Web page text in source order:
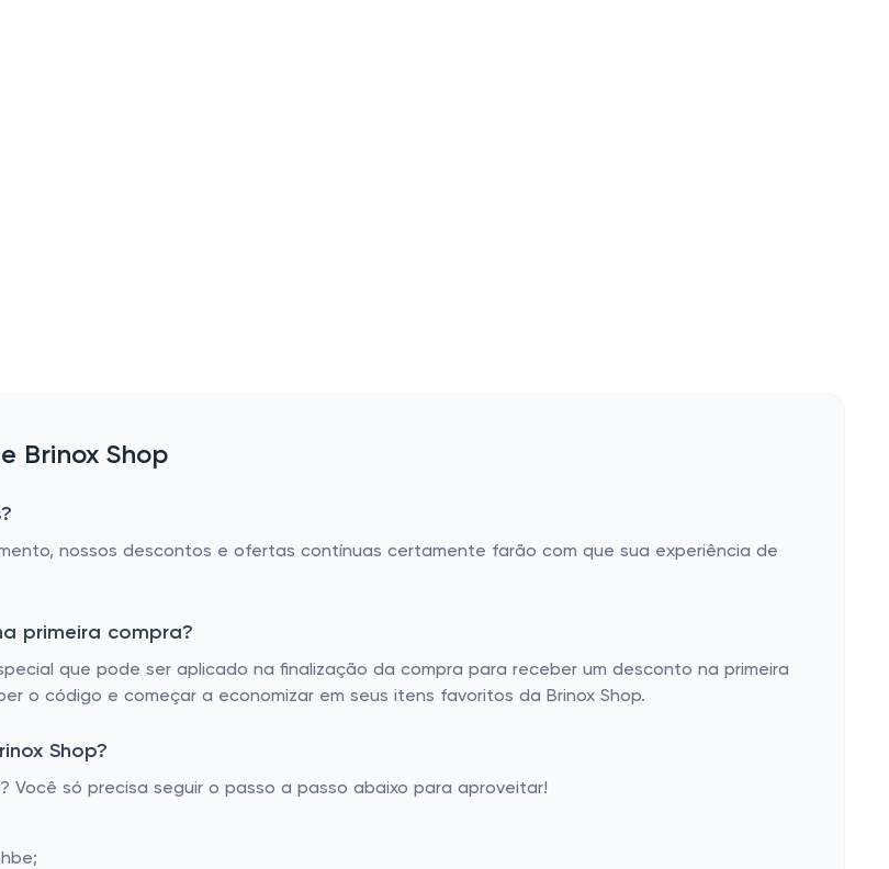
Brinox Shop
nossos descontos e ofertas contínuas certamente farão com que sua experiência de
primeira compra?
que pode ser aplicado na finalização da compra para receber um desconto na primeira
o código e começar a economizar em seus itens favoritos da Brinox Shop.
Shop?
Você só precisa seguir o passo a passo abaixo para aproveitar!